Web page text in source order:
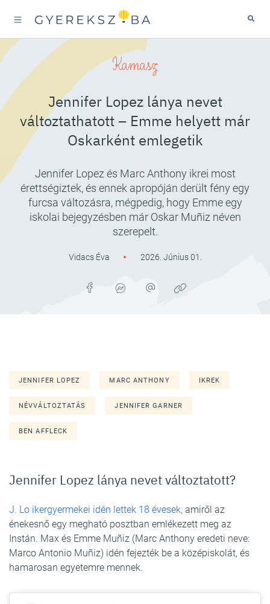
Kamasz
Jennifer Lopez lánya nevet
változtathatott – Emme helyett már
Oskarként emlegetik
Jennifer Lopez és Marc Anthony ikrei most
érettségiztek, és ennek apropóján derült fény egy
furcsa változásra, mégpedig, hogy Emme egy
iskolai bejegyzésben már Oskar Muñiz néven
szerepelt.
Vidacs Éva 2026. Június 01.
JENNIFER LOPEZ MARC ANTHONY IKREK
NÉVVÁLTOZTATÁS JENNIFER GARNER
BEN AFFLECK
Jennifer Lopez lánya nevet változtatott?
J. Lo ikergyermekei idén lettek 18 évesek, amiről az
énekesnő egy megható posztban emlékezett meg az
Instán. Max és Emme Muñiz (Marc Anthony eredeti neve:
Marco Antonio Muñiz) idén fejezték be a középiskolát, és
hamarosan egyetemre mennek.